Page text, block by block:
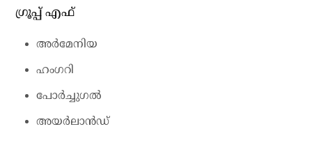
ഗ്രൂപ്പ് എഫ്
അര്‍മേനിയ
ഹംഗറി
പോര്‍ച്ചുഗല്‍
അയര്‍ലാന്‍ഡ്